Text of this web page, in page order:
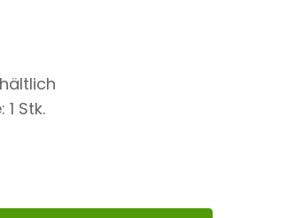
Stk.